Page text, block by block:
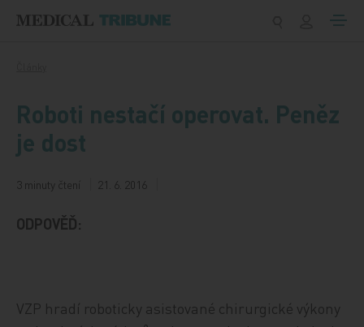
Roboti nestačí operovat. Peněz
je dost
3 minuty čtení 21. 6. 2016
ODPOVĚĎ:
VZP hradí roboticky asistované chirurgické výkony